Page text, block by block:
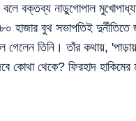
বলে বক্তব্য নাড়ুগোপাল
হাজার বুথ সভাপতিই
তিনি। তাঁর কথায়,
কোথা থেকে? ফিরহাদ